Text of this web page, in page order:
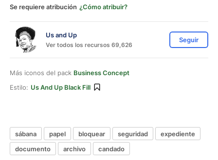
Se requiere atribución ¿Cómo atribuir?
Us and Up
Ver todos los recursos 69,626
Seguir
Más iconos del pack Business Concept
Estilo: Us And Up Black Fill
sábana papel bloquear seguridad
expediente
documento
archivo candado